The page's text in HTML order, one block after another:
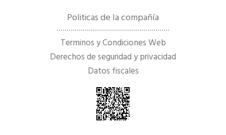
Politicas de la compañía
Terminos y Condiciones Web
Derechos de seguridad y privacidad
Datos fiscales